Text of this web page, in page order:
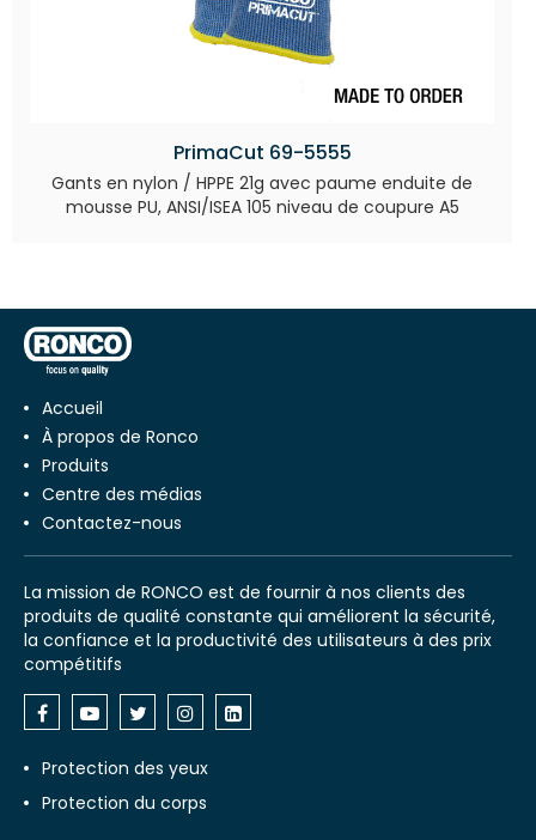
PrimaCut 69-5555
Gants en nylon / HPPE 21g avec paume enduite de
mousse PU, ANSI/ISEA 105 niveau de coupure A5
Accueil
À propos de Ronco
Produits
Centre des médias
Contactez-nous
La mission de RONCO est de fournir à nos clients des
produits de qualité constante qui améliorent la sécurité,
la confiance et la productivité des utilisateurs à des prix
compétitifs
Protection des yeux
Protection du corps